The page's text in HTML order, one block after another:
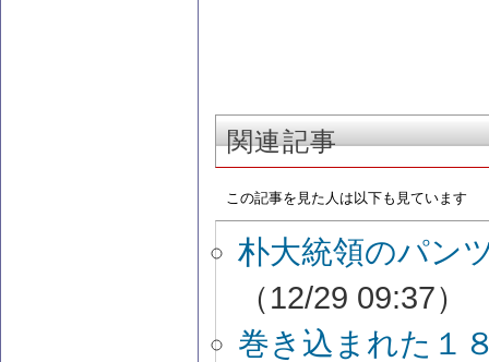
関連記事
この記事を見た人は以下も見ています
朴大統領のパン
（12/29 09:37）
巻き込まれた１